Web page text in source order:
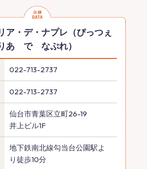
ア・デ・ナプレ（ぴっつぇ
あ で なぷれ）
022-713-2737
022-713-2737
仙台市青葉区立町26-19
井上ビル1F
地下鉄南北線勾当台公園駅よ
り徒歩10分